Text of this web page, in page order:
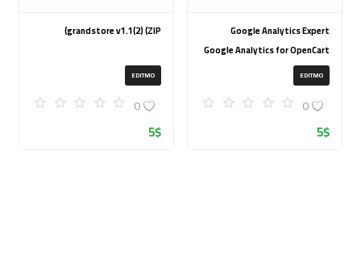
Google Analytics Expert
Google Analytics for OpenCart
(ZIP)
EDITMO
0
5$
grandstore v1.1(2) (ZIP)
EDITMO
0
5$